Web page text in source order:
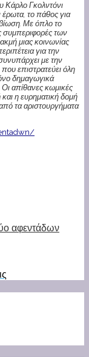
Κάρλο Γκολντόνι
έρωτα, το πάθος για
Με όπλο το
συμπεριφορές των
μιας κοινωνίας
για την
με την
επιστρατεύει όλη
δημαγωγικά
απίθανες κωμικές
η ευρηματική δομή
τα αριστουργήματα
αφεντάδων